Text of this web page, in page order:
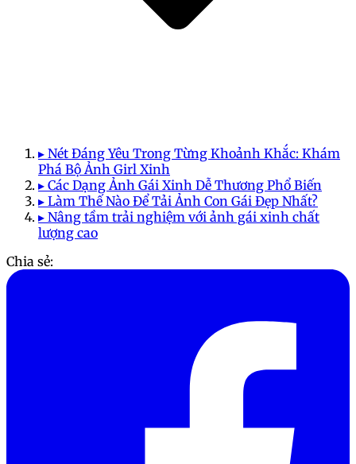
▸ Nét Đáng Yêu Trong Từng Khoảnh Khắc: Khám
Phá Bộ Ảnh Girl Xinh
▸ Các Dạng Ảnh Gái Xinh Dễ Thương Phổ Biến
▸ Làm Thế Nào Để Tải Ảnh Con Gái Đẹp Nhất?
▸ Nâng tầm trải nghiệm với ảnh gái xinh chất
lượng cao
Chia sẻ: